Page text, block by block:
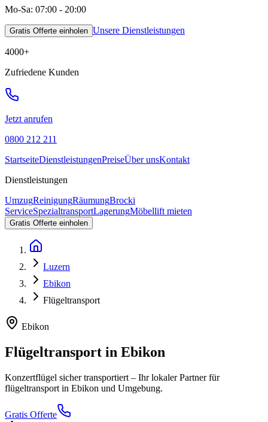
Mo-Sa: 07:00 - 20:00
Gratis Offerte einholen Unsere Dienstleistungen
4000+
Zufriedene Kunden
Jetzt anrufen
0800 212 211
StartseiteDienstleistungenPreiseÜber unsKontakt
Dienstleistungen
UmzugReinigungRäumungBrocki
ServiceSpezialtransportLagerungMöbellift mieten
Gratis Offerte einholen
Luzern
Ebikon
Flügeltransport
Ebikon
Flügeltransport in Ebikon
Konzertflügel sicher transportiert – Ihr lokaler Partner für
flügeltransport in Ebikon und Umgebung.
Gratis Offerte